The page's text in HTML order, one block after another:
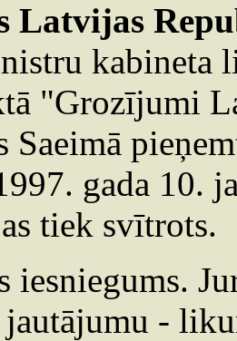
Latvijas
kabineta
"Grozījumi
gada 10.
tiek svītrots.
iesniegums.
-